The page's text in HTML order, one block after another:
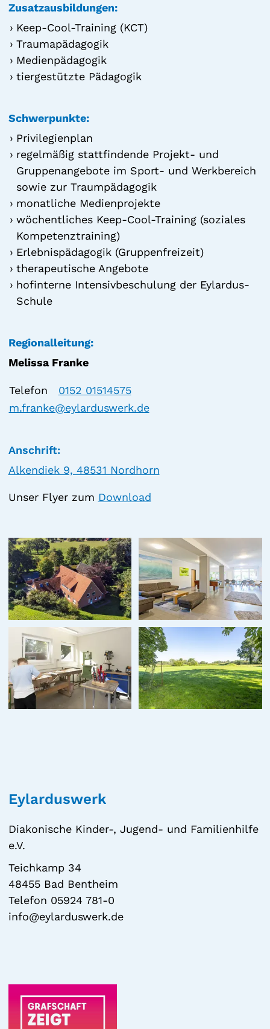
Zusatzausbildungen:
Keep-Cool-Training (KCT)
Traumapädagogik
Medienpädagogik
tiergestützte Pädagogik
Schwerpunkte:
Privilegienplan
regelmäßig stattfindende Projekt- und
Gruppenangebote im Sport- und Werkbereich
sowie zur Traumpädagogik
monatliche Medienprojekte
wöchentliches Keep-Cool-Training (soziales
Kompetenztraining)
Erlebnispädagogik (Gruppenfreizeit)
therapeutische Angebote
hofinterne Intensivbeschulung der Eylardus-
Schule
Regionalleitung:
Melissa Franke
Telefon
0152 01514575
m.franke@eylarduswerk.de
Anschrift:
Alkendiek 9, 48531 Nordhorn
Unser Flyer zum Download
Eylarduswerk
Diakonische Kinder-, Jugend- und Familienhilfe
e.V.
Teichkamp 34
48455 Bad Bentheim
Telefon 05924 781-0
info@eylarduswerk.de